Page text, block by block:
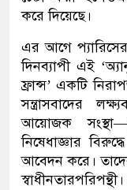
করে দিয়েছে।
এর আগে প্যারিসের
দিনব্যাপী এই
ফ্রান্স’ একটি
সন্ত্রাসবাদের
আয়োজক
সংস্থা—
নিষেধাজ্ঞার বিরুদ্ধে
আবেদন করে।
স্বাধীনতার